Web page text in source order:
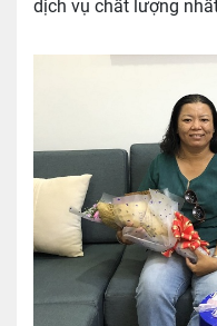
dịch vụ chất lượng